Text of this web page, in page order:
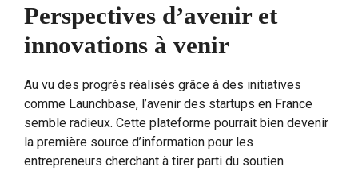
Perspectives d’avenir et
innovations à venir
Au vu des progrès réalisés grâce à des initiatives
comme Launchbase, l’avenir des startups en France
semble radieux. Cette plateforme pourrait bien devenir
la première source d’information pour les
entrepreneurs cherchant à tirer parti du soutien